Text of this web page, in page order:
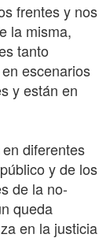
frentes y nos
la misma,
tanto
escenarios
y están en
diferentes
y de los
de la no-
queda
en la justicia